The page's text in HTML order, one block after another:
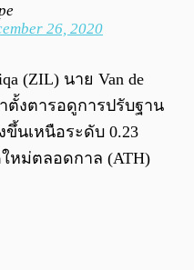
26, 2020
(ZIL) นาย Van de
ตั้งตารอดูการปรับฐาน
นเหนือระดับ 0.23
หม่ตลอดกาล (ATH)